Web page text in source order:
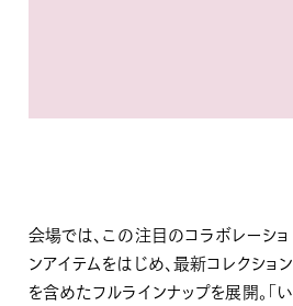
会場では、この注目のコラボレーショ
ンアイテムをはじめ、最新コレクション
を含めたフルラインナップを展開。「い